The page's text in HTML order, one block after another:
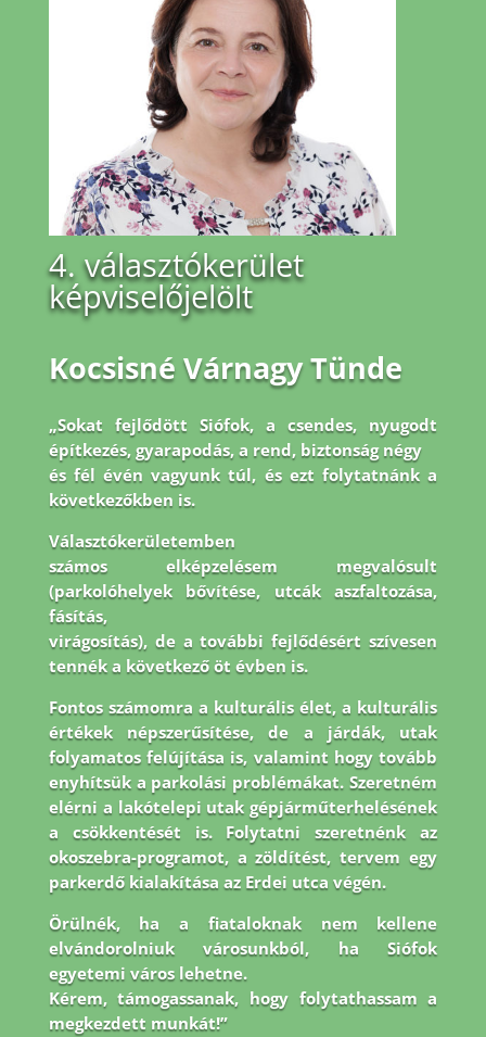
4. választókerület
képviselőjelölt
Kocsisné Várnagy Tünde
„Sokat fejlődött Siófok, a csendes, nyugodt
építkezés, gyarapodás, a rend, biztonság négy
és fél évén vagyunk túl, és ezt folytatnánk a
következőkben is.
Választókerületemben
számos elképzelésem megvalósult
(parkolóhelyek bővítése, utcák aszfaltozása,
fásítás,
virágosítás), de a további fejlődésért szívesen
tennék a következő öt évben is.
Fontos számomra a kulturális élet, a kulturális
értékek népszerűsítése, de a járdák, utak
folyamatosfelújítása is, valamint hogy tovább
enyhítsük a parkolási problémákat. Szeretném
elérni a lakótelepi utak gépjárműterhelésének
a csökkentését is. Folytatni szeretnénk az
okoszebra-programot, a zöldítést, tervem egy
parkerdő kialakítása az Erdei utca végén.
Örülnék, ha a fiataloknak nem kellene
elvándorolniuk városunkból, ha Siófok
egyetemi város lehetne.
Kérem, támogassanak, hogy folytathassam a
megkezdett munkát!”